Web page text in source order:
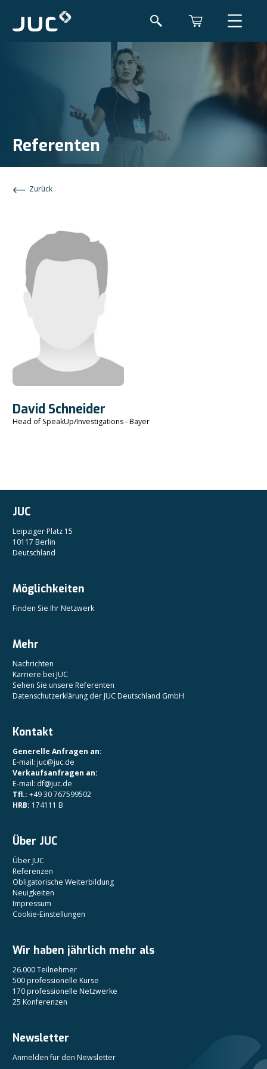
Referenten
Zurück
David Schneider
Head of SpeakUp/Investigations - Bayer
JUC
Leipziger Platz 15
10117 Berlin
Deutschland
Möglichkeiten
Finden Sie Ihr Netzwerk
Mehr
Nachrichten
Karriere bei JUC
Sehen Sie unsere Referenten
Datenschutzerklärung der JUC Deutschland GmbH
Kontakt
Generelle Anfragen an:
E-mail: juc@juc.de
Verkaufsanfragen an:
E-mail: df@juc.de
Tfl.: +49 30 767599502
HRB: 174111 B
Über JUC
Über JUC
Referenzen
Obligatorische Weiterbildung
Neuigkeiten
Impressum
Cookie-Einstellungen
Wir haben jährlich mehr als
26.000 Teilnehmer
500 professionelle Kurse
170 professionelle Netzwerke
25 Konferenzen
Newsletter
Anmelden für den Newsletter